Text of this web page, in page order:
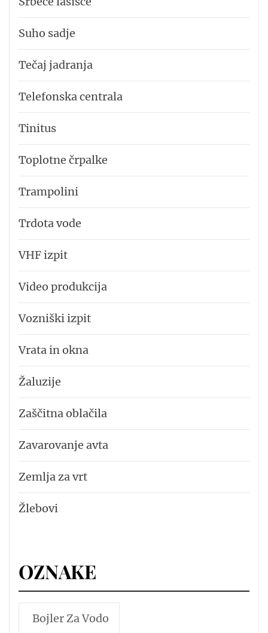
Suho sadje
Tečaj jadranja
Telefonska centrala
Tinitus
Toplotne črpalke
Trampolini
Trdota vode
VHF izpit
Video produkcija
Vozniški izpit
Vrata in okna
Žaluzije
Zaščitna oblačila
Zavarovanje avta
Zemlja za vrt
Žlebovi
OZNAKE
Bojler Za Vodo